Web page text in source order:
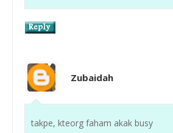
Zubaidah
takpe, kteorg faham akak busy